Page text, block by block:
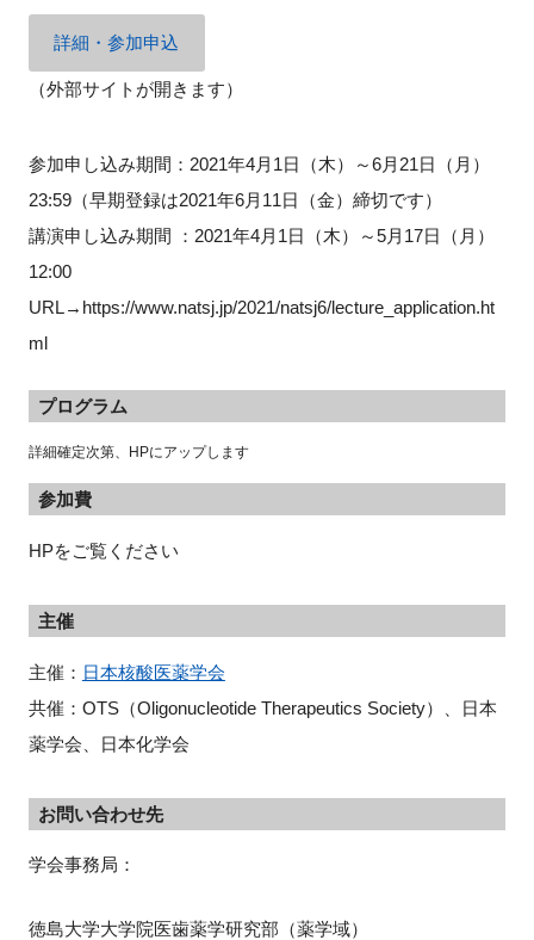
詳細・参加申込
（外部サイトが開きます）
参加申し込み期間：2021年4月1日（木）～6月21日（月）
23:59（早期登録は2021年6月11日（金）締切です）
講演申し込み期間 ：2021年4月1日（木）～5月17日（月）
12:00
URL→https://www.natsj.jp/2021/natsj6/lecture_application.ht
ml
プログラム
詳細確定次第、HPにアップします
参加費
HPをご覧ください
主催
主催： 日本核酸医薬学会
共催：OTS（Oligonucleotide Therapeutics Society）、日本
薬学会、日本化学会
お問い合わせ先
学会事務局：
徳島大学大学院医歯薬学研究部（薬学域）